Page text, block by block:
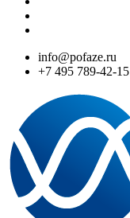
info@pofaze.ru
+7 495 789-42-15